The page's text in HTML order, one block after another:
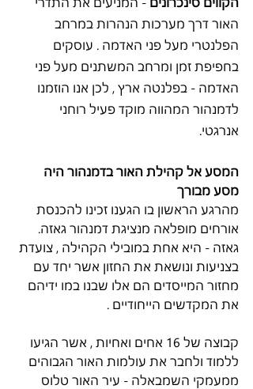
האור דרך מערכות הנהרות במרחב
הפלנטרי מעל פני האדמה . עוסקים
בחפיפת זמן ומרחב המשתנים מעל פני
האדמה - בפלנטה ארץ , לכן אנו הוזמנו
לדמנהור המהווה מוקד פעיל רוחני
אנרגטי.
המסע אל קהילת האור בדמנהור היה
מסע מבורך
מהרגע הראשון בו הגענו זכינו להכנסת
אורחים מופלאה מנציגת דמנהור גאזה.
גאזה - היא אחת במובילי הקהילה , צועדת
בצניעות ונושאת את החזון אשר יחד עם
מחזור המייסדים הם אלו שבנו במו ידיהם
את המקדשים הייחודיים .
קבוצה של 16 אחים ואחיות , אשר הגיעו
ללמוד ולחבר את עולמות האור הגבוהים
ממעמקי השמבאלה - עיר האור טלוס